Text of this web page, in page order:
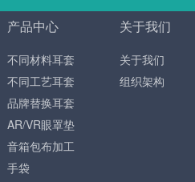
产品中心
不同材料耳套
不同工艺耳套
品牌替换耳套
AR/VR眼罩垫
音箱包布加工
手袋
关于我们
关于我们
组织架构